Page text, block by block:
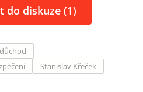
do diskuze (1)
Stanislav Křeček